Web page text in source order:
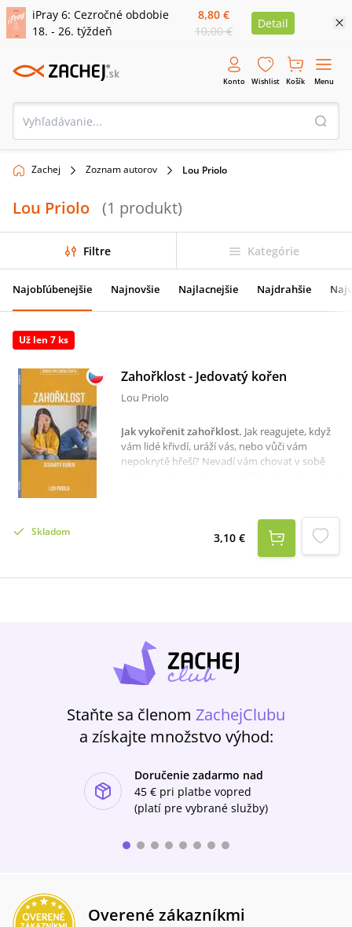
iPray 6: Cezročné obdobie
18. - 26. týždeň
8,80 €
10,00 €
Detail
Konto Wishlist Košík Menu
Zachej Zoznam autorov Lou Priolo
Lou Priolo (1 produkt)
Filtre Kategórie
Najobľúbenejšie Najnovšie Najlacnejšie Najdrahšie
Už len 7 ks
Zahořklost - Jedovatý kořen
Lou Priolo
Jak vykořenit zahořklost. Jak reagujete, když
vám lidé křivdí, uráží vás, nebo vůči vám
nepokrytě hřeší? Nevadí vám chovat v sobě
původně spáchaný na vás. Vaše reakce na
hřích jiných lidí je duchovní bitva, v níž máte
přikázáno zvítězit. Na takovou bitvu se Lou
brožurce, která může pomoci naši zahořklost
zahořklost ve vlastním životě. Kromě toho
předkládá biblický postup k vítězství
odplácením dobrem za zlo. Zloba ztratí svou
sílu, když se dokážeme raději zaměřit na
Skladom 3,10 €
Staňte sa členom ZachejClubu
a získajte množstvo výhod:
Doručenie zadarmo nad
45 € pri platbe vopred
(platí pre vybrané služby)
Overené zákazníkmi